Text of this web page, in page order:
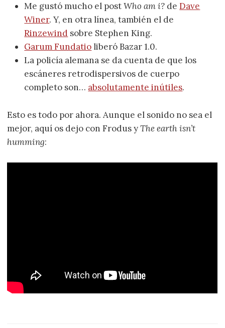
Me gustó mucho el postWho am i? deDave
Winer. Y, en otra línea, también el de
Rinzewind sobre Stephen King.
Garum Fundatioliberó Bazar 1.0.
La policía alemana se da cuenta de que los
escáneres retrodispersivos de cuerpo
completo son… absolutamente inútiles.
Esto es todo por ahora. Aunque el sonido no sea el
mejor, aquí os dejo con Frodus yThe earth isn’t
humming: